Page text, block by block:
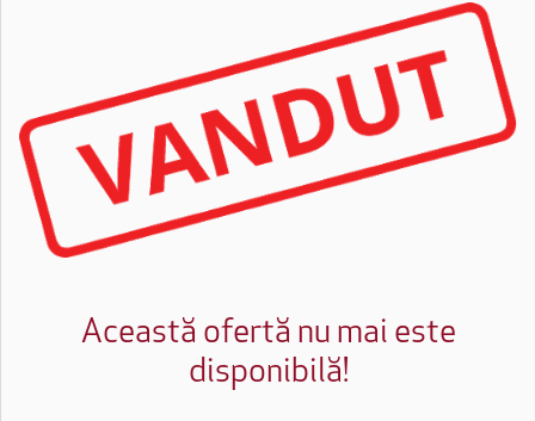
Această ofertă nu mai este
disponibilă!